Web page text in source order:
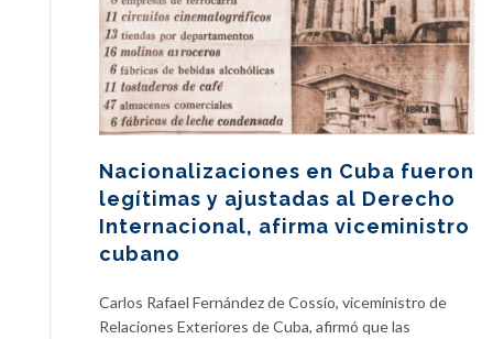
Nacionalizaciones en Cuba fueron
legítimas y ajustadas al Derecho
Internacional, afirma viceministro
cubano
Carlos Rafael Fernández de Cossío, viceministro de
Relaciones Exteriores de Cuba, afirmó que las